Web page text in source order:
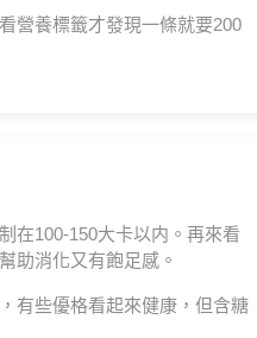
營養標籤才發現一條就要200
在100-150大卡以内。再來看
助消化又有飽足感。
有些優格看起來健康，但含糖